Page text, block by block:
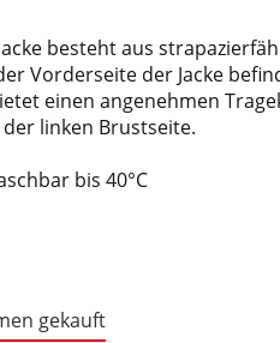
besteht aus
Vorderseite der Jacke
einen angenehmen
linken Brustseite.
bis 40°C
gekauft